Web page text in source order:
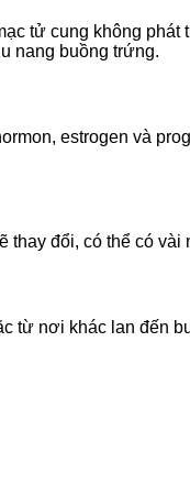
tử cung không
nang buồng trứng.
estrogen và
thay đổi, có thể có
từ nơi khác lan đến